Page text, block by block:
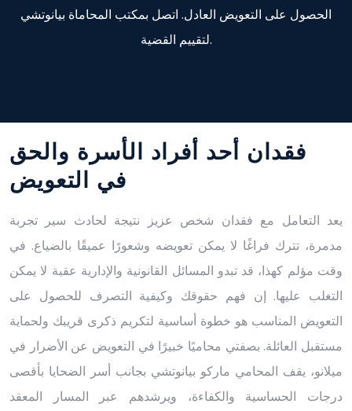
الحصول على التعويض العادل. اتصل بمكتب المحاماة بيانوتشي
لتقييم القضية.
فقدان أحد أفراد الأسرة والحق
في التعويض
يعد التعامل مع فقدان شخص عزيز نتيجة لحادث سير تجربة
مدمرة، تترك فراغًا لا يمكن تعويضه وشعورًا عميقًا بالضياع. في
وقت مؤلم كهذا، قد تبدو المسائل القانونية والإدارية عقبة لا يمكن
التغلب عليها. إن فهم حقوقك وكيفية التصرف للحصول على
التعويض المناسب هو خطوة أساسية لتكريم ذكرى قريبك ولحماية
مستقبل العائلة. بصفتي محاميًا خبيرًا في التعويض عن الأضرار في
ميلانو، يقف المحامي ماركو بيانوتشي بجانب أسر الضحايا بأقصى
درجات الحساسية والكفاءة، ويرشدهم عبر المسار المعقد